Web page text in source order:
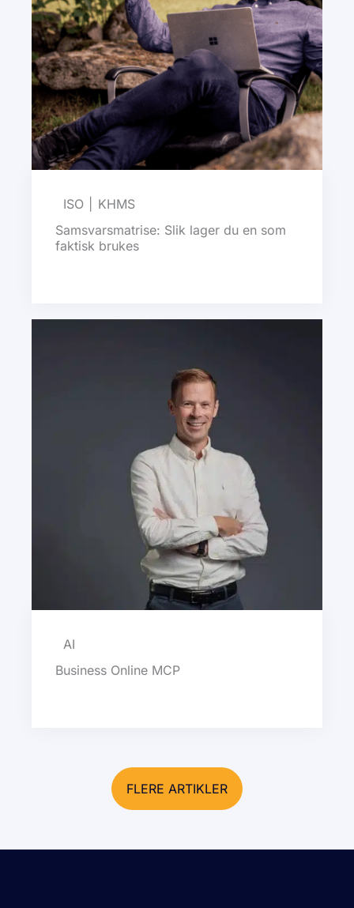
ISO
KHMS
Samsvarsmatrise: Slik lager du en som
faktisk brukes
AI
Business Online MCP
FLERE ARTIKLER